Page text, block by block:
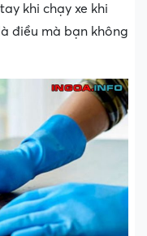
khi chạy xe khi
điều mà bạn không